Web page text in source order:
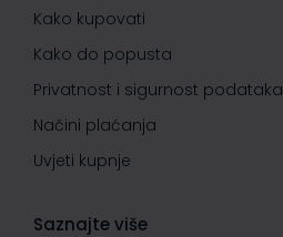
Kako kupovati
Kako do popusta
Privatnost i sigurnost podataka
Načini plaćanja
Uvjeti kupnje
Saznajte više